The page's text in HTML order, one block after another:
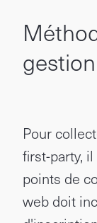
Pour
first-party,
points de
web doit